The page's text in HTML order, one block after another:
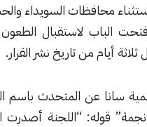
السويداء والحسكة والرقة
لاستقبال الطعون أمام لجنة
تاريخ نشر القرار.
المتحدث باسم اللجنة العليا
أصدرت الآن القوائم